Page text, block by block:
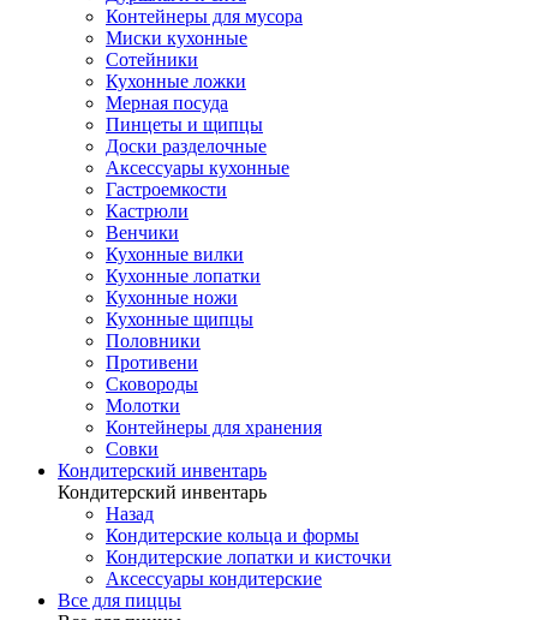
Контейнеры для мусора
Миски кухонные
Сотейники
Кухонные ложки
Мерная посуда
Пинцеты и щипцы
Доски разделочные
Аксессуары кухонные
Гастроемкости
Кастрюли
Венчики
Кухонные вилки
Кухонные лопатки
Кухонные ножи
Кухонные щипцы
Половники
Противени
Сковороды
Молотки
Контейнеры для хранения
Совки
Кондитерский инвентарь
Кондитерский инвентарь
Назад
Кондитерские кольца и формы
Кондитерские лопатки и кисточки
Аксессуары кондитерские
Все для пиццы